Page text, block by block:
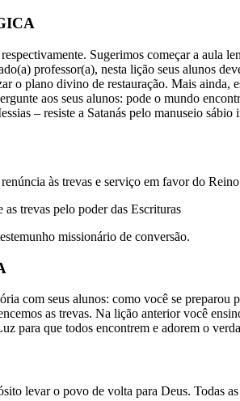
Sugerimos começar a aula
professor(a), nesta lição seus alunos
o plano divino de restauração. Mais ainda,
aos seus alunos: pode o mundo
– resiste a Satanás pelo manuseio sábio
às trevas e serviço em favor do
trevas pelo poder das Escrituras
missionário de conversão.
com seus alunos: como você se
as trevas. Na lição anterior você
para que todos encontrem e adorem o
levar o povo de volta para Deus. Todas